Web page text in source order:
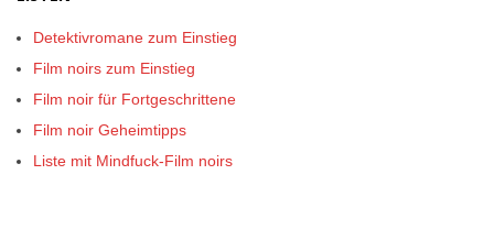
Detektivromane zum Einstieg
Film noirs zum Einstieg
Film noir für Fortgeschrittene
Film noir Geheimtipps
Liste mit Mindfuck-Film noirs